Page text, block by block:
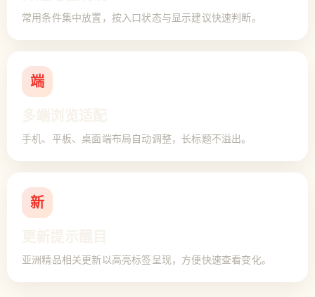
常用条件集中放置，按入口状态与显示建议快速判断。
端
手机、平板、桌面端布局自动调整，长标题不溢出。
新
亚洲精品相关更新以高亮标签呈现，方便快速查看变化。